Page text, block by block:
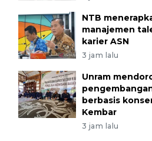
NTB
manajemen
karier ASN
3 jam lalu
Unram
berbasis
Kembar
3 jam lalu